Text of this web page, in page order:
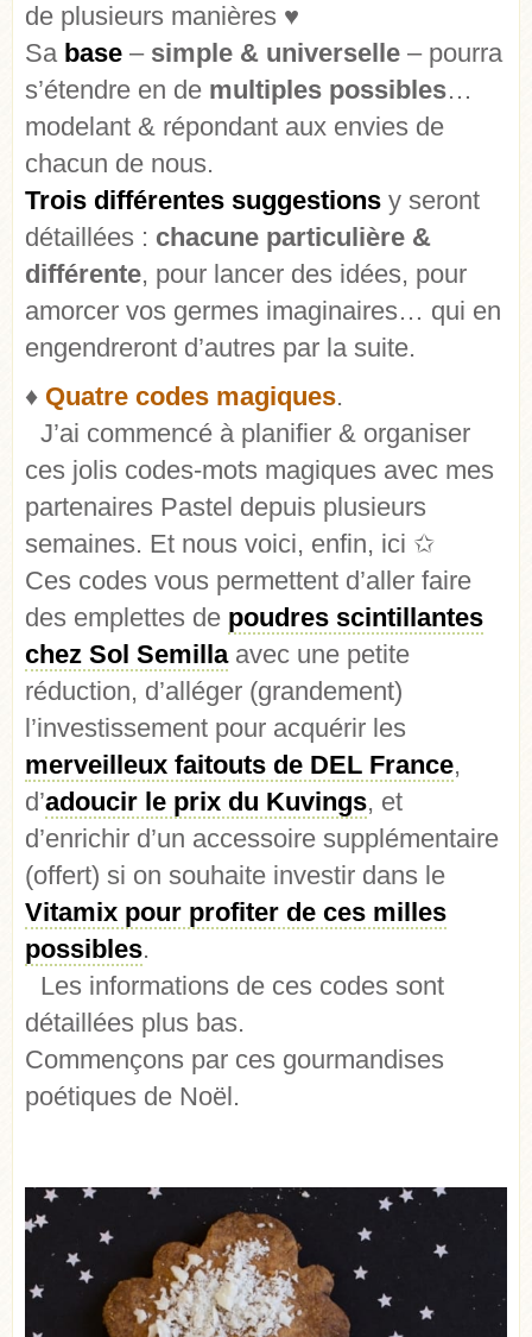
de plusieurs manières ♥
Sa base – simple & universelle – pourra
s’étendre en de multiples possibles…
modelant & répondant aux envies de
chacun de nous.
Trois différentes suggestions y seront
détaillées : chacune particulière &
différente, pour lancer des idées, pour
amorcer vos germes imaginaires… qui en
engendreront d’autres par la suite.
♦ Quatre codes magiques.
J’ai commencé à planifier & organiser
ces jolis codes-mots magiques avec mes
partenaires Pastel depuis plusieurs
semaines. Et nous voici, enfin, ici ✩
Ces codes vous permettent d’aller faire
des emplettes de poudres scintillantes
chez Sol Semillaavec une petite
réduction, d’alléger (grandement)
l’investissement pour acquérir les
merveilleux faitouts de DEL France,
d’adoucir le prix du Kuvings, et
d’enrichir d’un accessoire supplémentaire
(offert) si on souhaite investir dans le
Vitamix pour profiter de ces milles
possibles.
Les informations de ces codes sont
détaillées plus bas.
Commençons par ces gourmandises
poétiques de Noël.